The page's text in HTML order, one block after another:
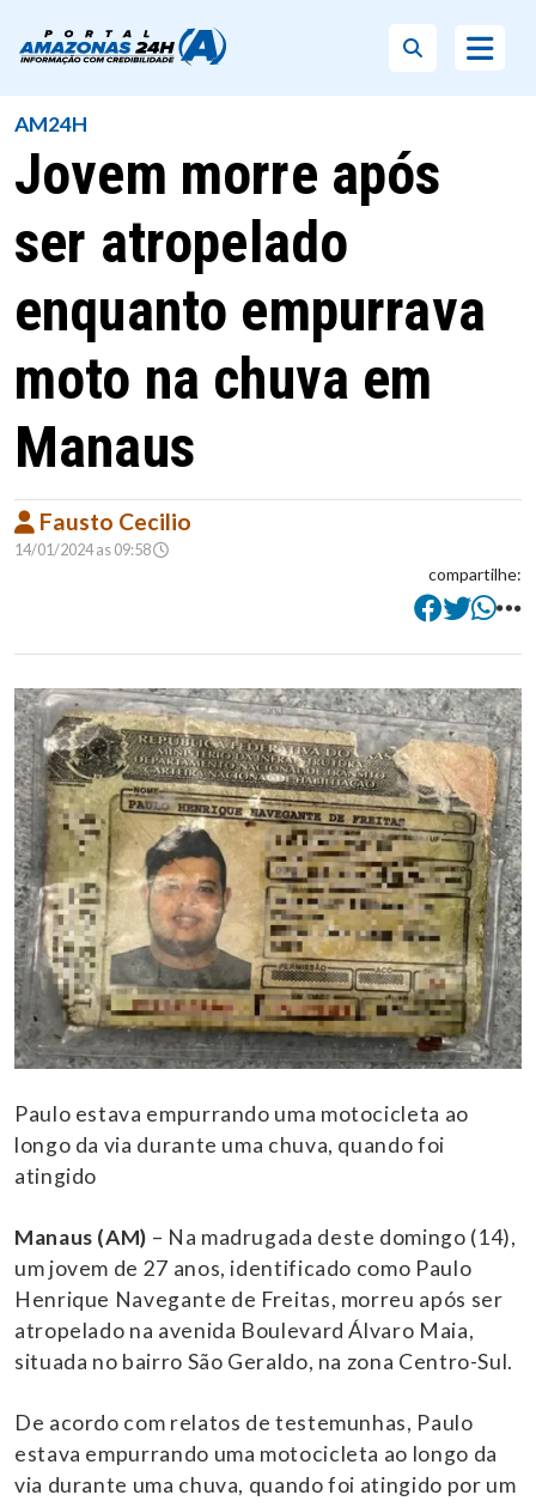
AM24H
Jovem morre após
ser atropelado
enquanto empurrava
moto na chuva em
Manaus
Fausto Cecilio
14/01/2024 as 09:58
compartilhe:
Paulo estava empurrando uma motocicleta ao
longo da via durante uma chuva, quando foi
atingido
Manaus (AM) – Na madrugada deste domingo (14),
um jovem de 27 anos, identificado como Paulo
Henrique Navegante de Freitas, morreu após ser
atropelado na avenida Boulevard Álvaro Maia,
situada no bairro São Geraldo, na zona Centro-Sul.
De acordo com relatos de testemunhas, Paulo
estava empurrando uma motocicleta ao longo da
via durante uma chuva, quando foi atingido por um